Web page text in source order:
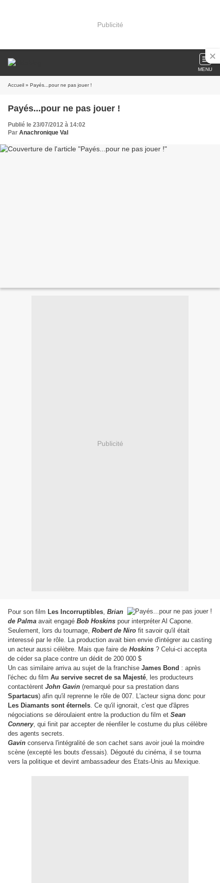
Publicité
MENU
Accueil » Payés...pour ne pas jouer !
Payés...pour ne pas jouer !
Publié le 23/07/2012 à 14:02
Par Anachronique Val
Publicité
Pour son film Les Incorruptibles, Brian
de Palma avait engagé Bob Hoskins pour interpréter Al Capone.
Seulement, lors du tournage, Robert de Niro fit savoir qu'il était
interessé par le rôle. La production avait bien envie d'intégrer au casting
un acteur aussi célèbre. Mais que faire de Hoskins ? Celui-ci accepta
de céder sa place contre un dédit de 200 000 $
Un cas similaire arriva au sujet de la franchise James Bond : après
l'échec du film Au servive secret de sa Majesté, les producteurs
contactèrent John Gavin (remarqué pour sa prestation dans
Spartacus) afin qu'il reprenne le rôle de 007. L'acteur signa donc pour
Les Diamants sont éternels. Ce qu'il ignorait, c'est que d'âpres
négociations se déroulaient entre la production du film et Sean
Connery, qui finit par accepter de réenfiler le costume du plus célèbre
des agents secrets.
Gavin conserva l'intégralité de son cachet sans avoir joué la moindre
scène (excepté les bouts d'essais). Dégouté du cinéma, il se tourna
vers la politique et devint ambassadeur des Etats-Unis au Mexique.